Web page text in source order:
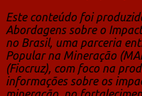
Este conteúdo foi
Abordagens sobre o
no Brasil, uma parceria
Popular na Mineração
(Fiocruz), com foco na
informações sobre os